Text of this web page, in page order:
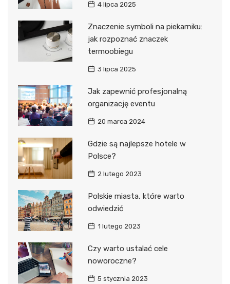
4 lipca 2025
Znaczenie symboli na piekarniku:
jak rozpoznać znaczek
termoobiegu
3 lipca 2025
Jak zapewnić profesjonalną
organizację eventu
20 marca 2024
Gdzie są najlepsze hotele w
Polsce?
2 lutego 2023
Polskie miasta, które warto
odwiedzić
1 lutego 2023
Czy warto ustalać cele
noworoczne?
5 stycznia 2023